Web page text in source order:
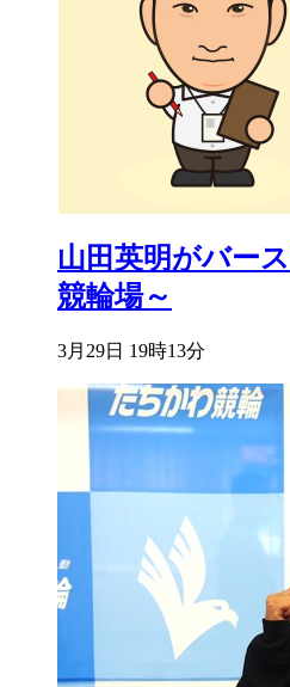
山田英明がバー
競輪場～
3月29日 19時13分